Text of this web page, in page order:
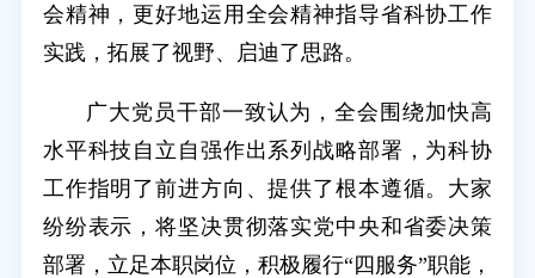
会精神，更好地运用全会精神指导省科协工作
实践，拓展了视野、启迪了思路。
广大党员干部一致认为，全会围绕加快高
水平科技自立自强作出系列战略部署，为科协
工作指明了前进方向、提供了根本遵循。大家
纷纷表示，将坚决贯彻落实党中央和省委决策
部署，立足本职岗位，积极履行“四服务”职能，